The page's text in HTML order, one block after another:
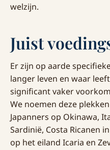
welzijn.
Juist
Er zijn op aarde
langer leven en waar
significant vaker
We noemen deze
Japanners op Okinawa,
Sardinië, Costa Ricanen
op het eiland Icaria en